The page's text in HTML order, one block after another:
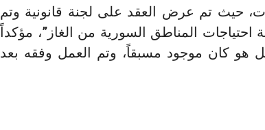
حيث تم عرض العقد على لجنة قانونية وتم
احتياجات المناطق السورية من الغاز”، مؤكداً
هو كان موجود مسبقاً، وتم العمل وفقه بعد